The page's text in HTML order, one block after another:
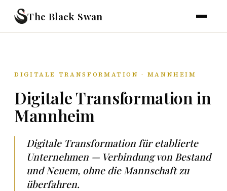
The Black Swan
DIGITALE TRANSFORMATION · MANNHEIM
Digitale Transformation in
Mannheim
Digitale Transformation für etablierte
Unternehmen — Verbindung von Bestand
und Neuem, ohne die Mannschaft zu
überfahren.